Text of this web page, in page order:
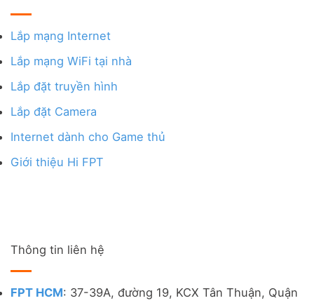
Lắp mạng Internet
Lắp mạng WiFi tại nhà
Lắp đặt truyền hình
Lắp đặt Camera
Internet dành cho Game thủ
Giới thiệu Hi FPT
Thông tin liên hệ
FPT HCM: 37-39A, đường 19, KCX Tân Thuận, Quận